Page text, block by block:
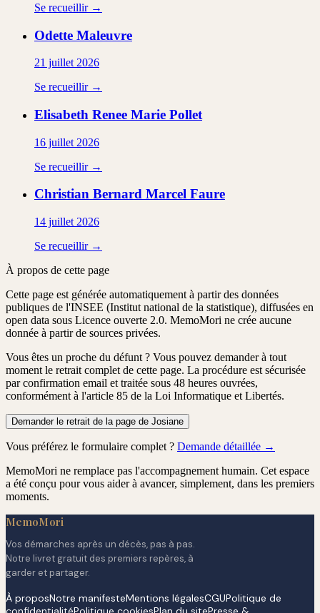
Se recueillir →
Odette Maleuvre
21 juillet 2026
Se recueillir →
Elisabeth Renee Marie Pollet
16 juillet 2026
Se recueillir →
Christian Bernard Marcel Faure
14 juillet 2026
Se recueillir →
À propos de cette page
Cette page est générée automatiquement à partir des données
publiques de l'INSEE (Institut national de la statistique), diffusées en
open data sous Licence ouverte 2.0. MemoMori ne crée aucune
donnée à partir de sources privées.
Vous êtes un proche du défunt ? Vous pouvez demander à tout
moment le retrait complet de cette page. La procédure est sécurisée
par confirmation email et traitée sous 48 heures ouvrées,
conformément à l'article 85 de la Loi Informatique et Libertés.
Demander le retrait de la page de Josiane
Vous préférez le formulaire complet ? Demande détaillée →
MemoMori ne remplace pas l'accompagnement humain. Cet espace
a été conçu pour vous aider à avancer, simplement, dans les premiers
moments.
MemoMori
Vos démarches après un décès, pas à pas.
Notre livret gratuit des premiers repères, à
garder et partager.
À proposNotre manifesteMentions légalesCGUPolitique de